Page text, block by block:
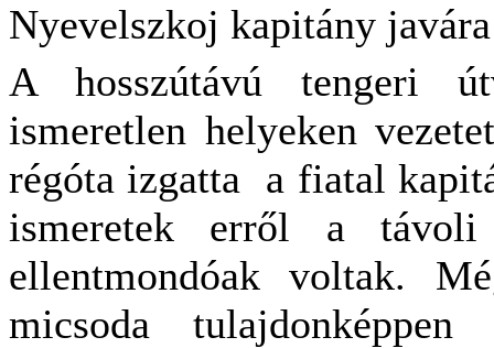
Nyevelszkoj kapitány
A hosszútávú tengeri
ismeretlen helyeken
régóta izgatta
a fiatal
ismeretek erről a
ellentmondóak voltak.
micsoda